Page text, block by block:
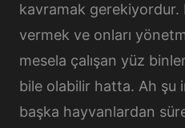
kavramak gerekiyordur.
vermek ve onları
mesela çalışan yüz
bile olabilir hatta. Ah şu
başka hayvanlardan